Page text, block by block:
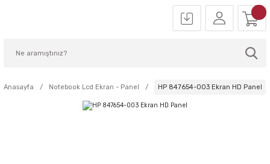
Anasayfa Notebook Lcd Ekran - Panel HP 847654-003 Ekran HD Panel